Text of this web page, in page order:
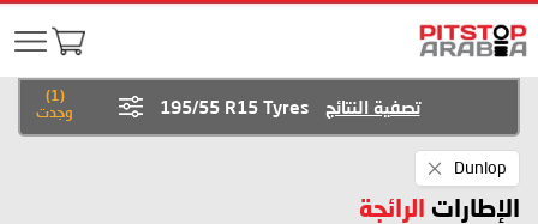
(
1
)
وجدت
تصفية النتائج 195/55 R15 Tyres
Dunlop
This
Item الإطارات الرائجة